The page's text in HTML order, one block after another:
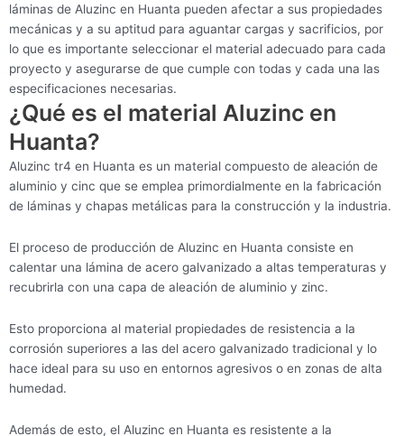
láminas de Aluzinc en Huanta pueden afectar a sus propiedades
mecánicas y a su aptitud para aguantar cargas y sacrificios, por
lo que es importante seleccionar el material adecuado para cada
proyecto y asegurarse de que cumple con todas y cada una las
especificaciones necesarias.
¿Qué es el material Aluzinc en
Huanta?
Aluzinc tr4 en Huanta es un material compuesto de aleación de
aluminio y cinc que se emplea primordialmente en la fabricación
de láminas y chapas metálicas para la construcción y la industria.
El proceso de producción de Aluzinc en Huanta consiste en
calentar una lámina de acero galvanizado a altas temperaturas y
recubrirla con una capa de aleación de aluminio y zinc.
Esto proporciona al material propiedades de resistencia a la
corrosión superiores a las del acero galvanizado tradicional y lo
hace ideal para su uso en entornos agresivos o en zonas de alta
humedad.
Además de esto, el Aluzinc en Huanta es resistente a la